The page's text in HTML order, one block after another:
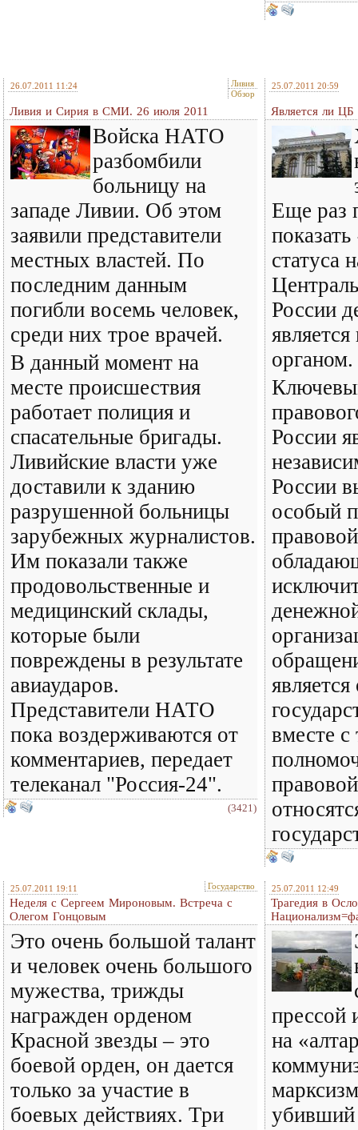
26.07.2011 11:24
Ливия
Обзор
Ливия и Сирия в СМИ. 26 июля 2011
Войска НАТО
разбомбили
больницу на
западе Ливии. Об этом
заявили представители
местных властей. По
последним данным
погибли восемь человек,
среди них трое врачей.
В данный момент на
месте происшествия
работает полиция и
спасательные бригады.
Ливийские власти уже
доставили к зданию
разрушенной больницы
зарубежных журналистов.
Им показали также
продовольственные и
медицинский склады,
которые были
повреждены в результате
авиаударов.
Представители НАТО
пока воздерживаются от
комментариев, передает
телеканал "Россия-24".
(3421)
25.07.2011 20:59
Является ли ЦБ
Еще раз
статуса
России
органом.
России
России
особый
вместе с
25.07.2011 19:11 Государство
Неделя с Сергеем Мироновым. Встреча с
Олегом Гонцовым
Это очень большой талант
и человек очень большого
мужества, трижды
награжден орденом
Красной звезды – это
боевой орден, он дается
только за участие в
боевых действиях. Три
25.07.2011 12:49
Трагедия в
прессой
на
убивший